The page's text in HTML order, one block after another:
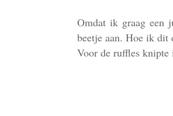
Omdat ik graag een
beetje aan. Hoe ik dit
Voor de ruffles knipte